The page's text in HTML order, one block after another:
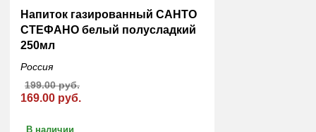
Напиток газированный САНТО
СТЕФАНО белый полусладкий
250мл
Россия
169.00 руб.
199.00 руб.
В наличии